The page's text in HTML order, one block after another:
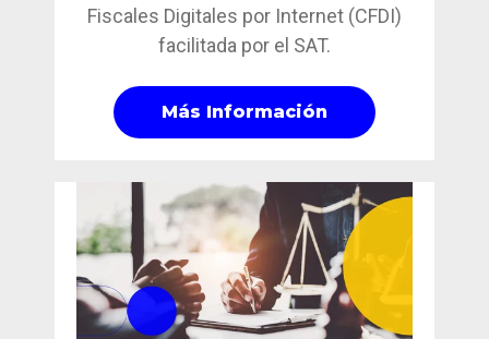
Fiscales Digitales por Internet (CFDI)
facilitada por el SAT.
Más Información